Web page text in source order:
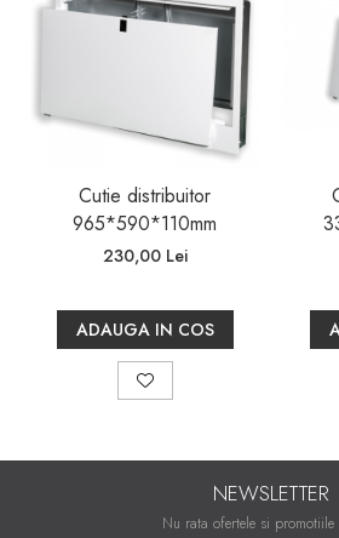
Cutie distribuitor
965*590*110mm
230,00 Lei
ADAUGA IN COS
NEWSLETTER
Nu rata ofertele si promotiile